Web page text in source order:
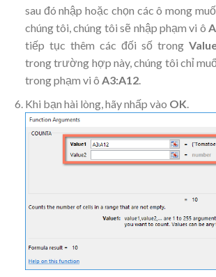
sau đó nhập hoặc chọn các ô mong
chúng tôi, chúng tôi sẽ nhập phạm vi ô
tiếp tục thêm các đối số trong
trong trường hợp này, chúng tôi chỉ
trong phạm vi ô A3:A12.
Khi bạn hài lòng, hãy nhấp vào OK.